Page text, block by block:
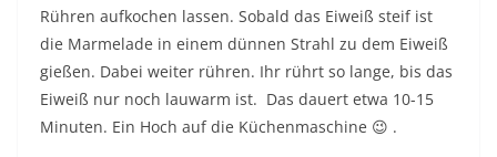
Rühren aufkochen lassen. Sobald das Eiweiß steif ist
die Marmelade in einem dünnen Strahl zu dem Eiweiß
gießen. Dabei weiter rühren. Ihr rührt so lange, bis das
Eiweiß nur noch lauwarm ist. Das dauert etwa 10-15
Minuten. Ein Hoch auf die Küchenmaschine 😉 .